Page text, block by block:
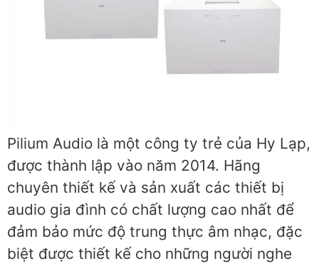
Pilium Audio là một công ty trẻ của Hy Lạp,
được thành lập vào năm 2014. Hãng
chuyên thiết kế và sản xuất các thiết bị
audio gia đình có chất lượng cao nhất để
đảm bảo mức độ trung thực âm nhạc, đặc
biệt được thiết kế cho những người nghe